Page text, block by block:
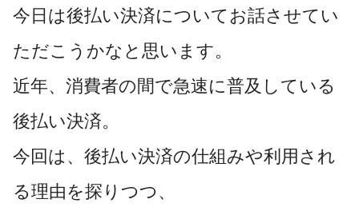
今日は後払い決済についてお話させてい
ただこうかなと思います。
近年、消費者の間で急速に普及している
後払い決済。
今回は、後払い決済の仕組みや利用され
る理由を探りつつ、